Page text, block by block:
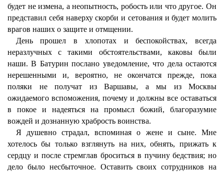
будет не измена, а неопытность, робость или что другое. Он
представил себя наверху скорби и сетования и будет молить
врагов наших о защите и отмщении.
День прошел в хлопотах и беспокойствах, всегда
неразлучных с такими обстоятельствами, каковы были
наши. В Батурин послано уведомление, что дела остаются
нерешенными и, вероятно, не окончатся прежде, пока
поляки не получат из Варшавы, а мы из Москвы
ожидаемого вспоможения, почему и должны все оставаться
в покое и надеяться на промысл божий, благоразумие
вождей и дознанную храбрость воинства.
Я душевно страдал, вспоминая о жене и сыне. Мне
хотелось бы только взглянуть на них, обнять, прижать к
сердцу и после стремглав броситься в пучину бедствия; но
дело было несбыточное. Оставить своих сотрудников на